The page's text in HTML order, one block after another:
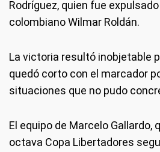
Rodríguez, quien fue
colombiano Wilmar Roldán.
La victoria resultó inobjetable
quedó corto con el marcador
situaciones que no pudo
El equipo de Marcelo Gallardo,
octava Copa Libertadores